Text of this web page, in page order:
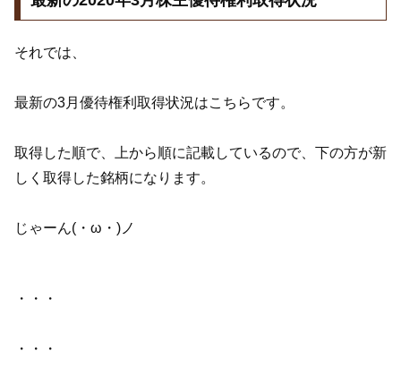
それでは、
最新の3月優待権利取得状況はこちらです。
取得した順で、上から順に記載しているので、下の方が新
しく取得した銘柄になります。
じゃーん(・ω・)ノ
・・・
・・・